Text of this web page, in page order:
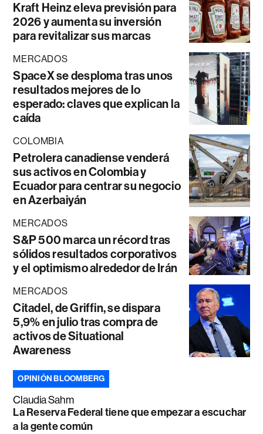
Kraft Heinz eleva previsión para
2026 y aumenta su inversión
para revitalizar sus marcas
MERCADOS
SpaceX se desploma tras unos
resultados mejores de lo
esperado: claves que explican la
caída
COLOMBIA
Petrolera canadiense venderá
sus activos en Colombia y
Ecuador para centrar su negocio
en Azerbaiyán
MERCADOS
S&P 500 marca un récord tras
sólidos resultados corporativos
y el optimismo alrededor de Irán
MERCADOS
Citadel, de Griffin, se dispara
5,9% en julio tras compra de
activos de Situational
Awareness
OPINIÓN BLOOMBERG
Claudia Sahm
La Reserva Federal tiene que empezar a escuchar
a la gente común